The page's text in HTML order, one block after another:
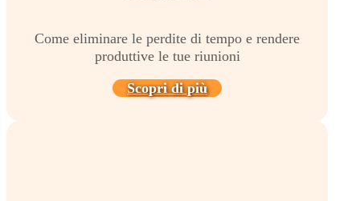
Come eliminare le perdite di tempo e rendere
produttive le tue riunioni
Scopri di più